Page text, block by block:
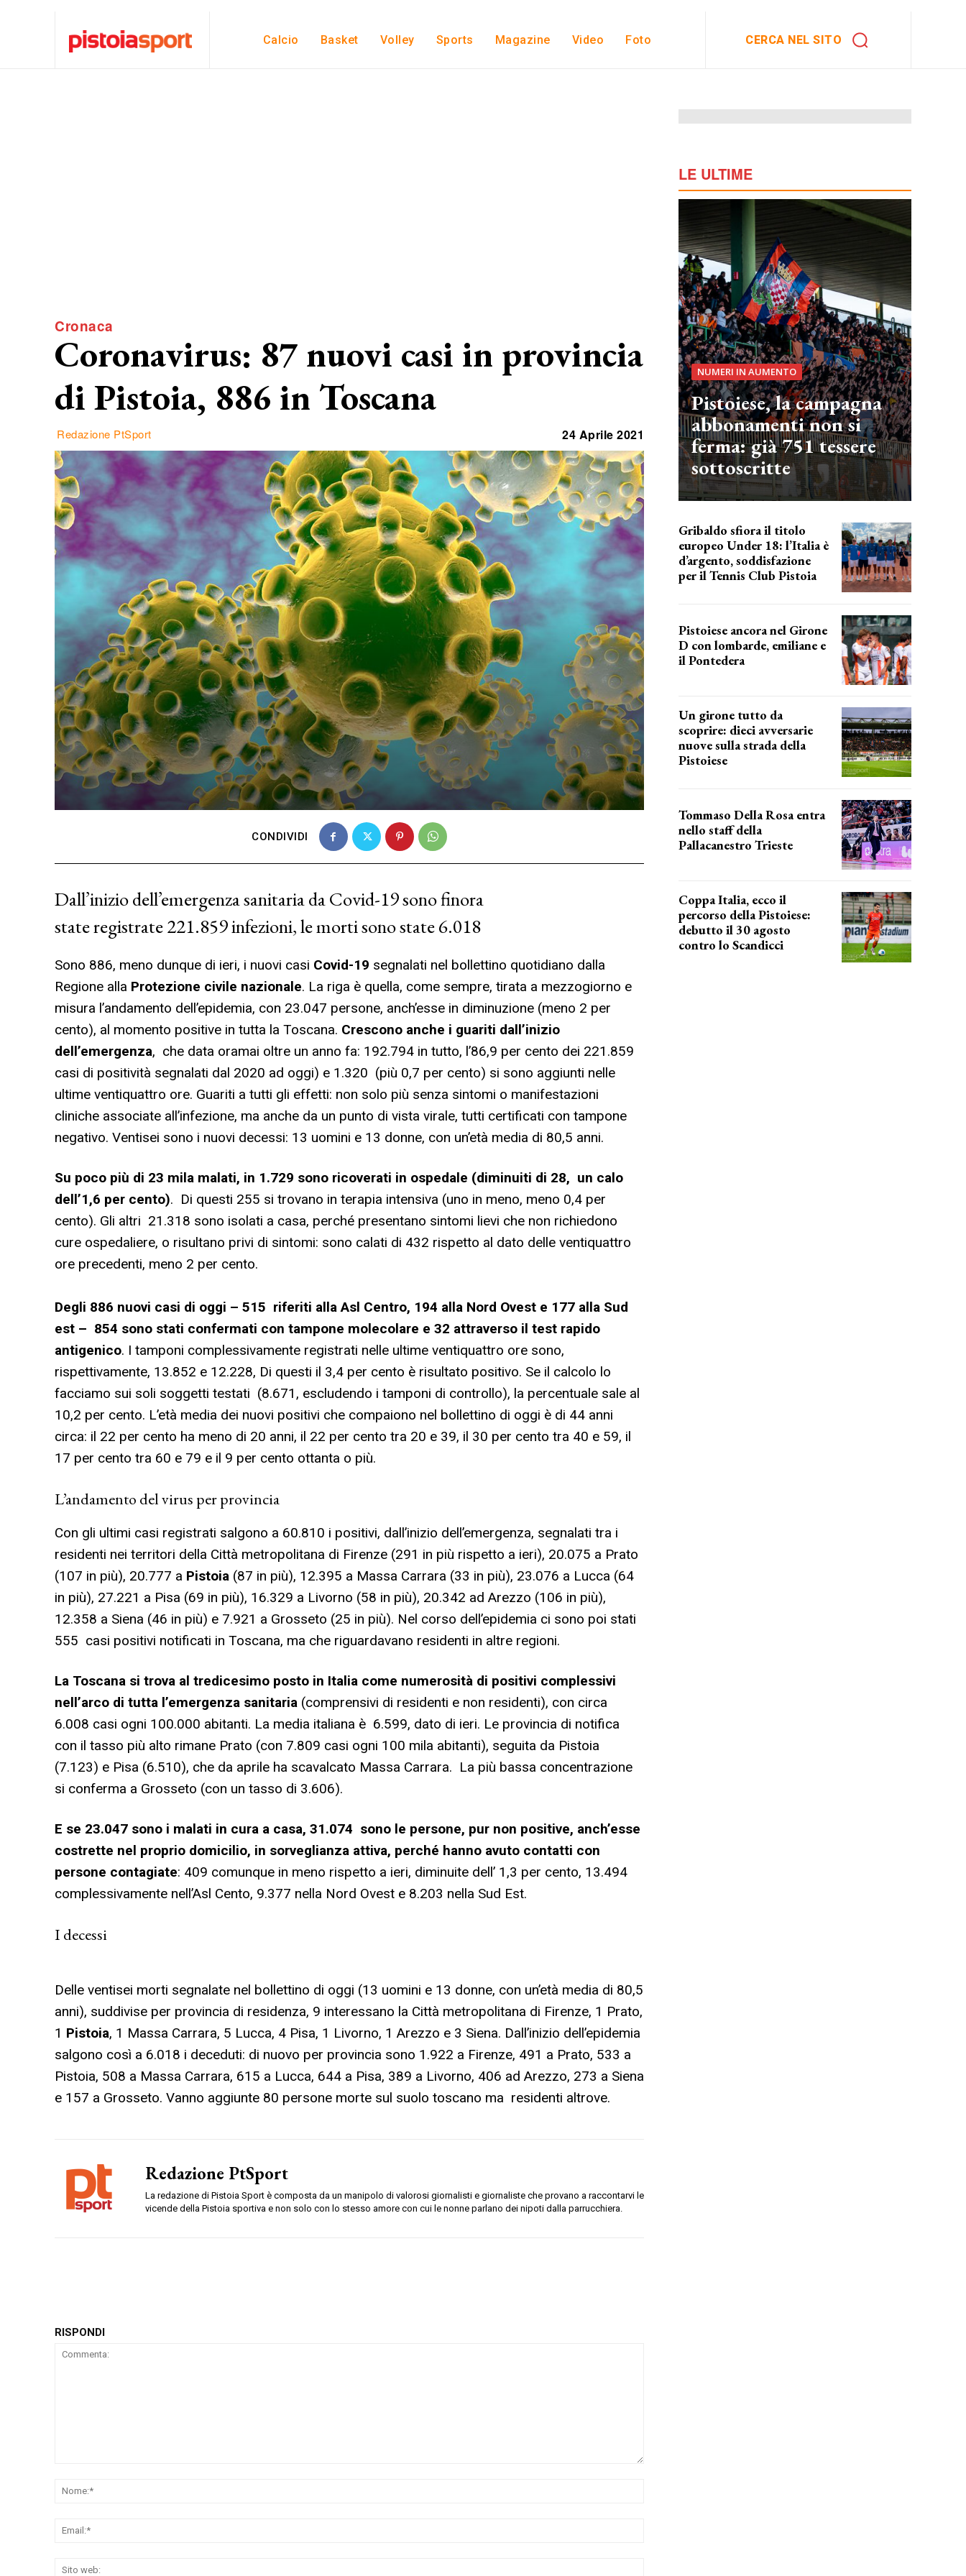
Calcio Basket Volley Sports Magazine Video Foto CERCA NEL SITO
Cronaca
Coronavirus: 87 nuovi casi in provincia
di Pistoia, 886 in Toscana
Redazione PtSport 24 Aprile 2021
CONDIVIDI
Dall’inizio dell’emergenza sanitaria da Covid-19 sono finora
state registrate 221.859 infezioni, le morti sono state 6.018
Sono 886, meno dunque di ieri, i nuovi casi Covid-19 segnalati nel bollettino quotidiano dalla
Regione alla Protezione civile nazionale. La riga è quella, come sempre, tirata a mezzogiorno e
misura l’andamento dell’epidemia, con 23.047 persone, anch’esse in diminuzione (meno 2 per
cento), al momento positive in tutta la Toscana. Crescono anche i guariti dall’inizio
dell’emergenza, che data oramai oltre un anno fa: 192.794 in tutto, l’86,9 per cento dei 221.859
casi di positività segnalati dal 2020 ad oggi) e 1.320 (più 0,7 per cento) si sono aggiunti nelle
ultime ventiquattro ore. Guariti a tutti gli effetti: non solo più senza sintomi o manifestazioni
cliniche associate all’infezione, ma anche da un punto di vista virale, tutti certificati con tampone
negativo. Ventisei sono i nuovi decessi: 13 uomini e 13 donne, con un’età media di 80,5 anni.
Su poco più di 23 mila malati, in 1.729 sono ricoverati in ospedale (diminuiti di 28, un calo
dell’1,6 per cento). Di questi 255 si trovano in terapia intensiva (uno in meno, meno 0,4 per
cento). Gli altri 21.318 sono isolati a casa, perché presentano sintomi lievi che non richiedono
cure ospedaliere, o risultano privi di sintomi: sono calati di 432 rispetto al dato delle ventiquattro
ore precedenti, meno 2 per cento.
Degli 886 nuovi casi di oggi – 515 riferiti alla Asl Centro, 194 alla Nord Ovest e 177 alla Sud
est – 854 sono stati confermati con tampone molecolare e 32 attraverso il test rapido
antigenico. I tamponi complessivamente registrati nelle ultime ventiquattro ore sono,
rispettivamente, 13.852 e 12.228, Di questi il 3,4 per cento è risultato positivo. Se il calcolo lo
facciamo sui soli soggetti testati (8.671, escludendo i tamponi di controllo), la percentuale sale al
10,2 per cento. L’età media dei nuovi positivi che compaiono nel bollettino di oggi è di 44 anni
circa: il 22 per cento ha meno di 20 anni, il 22 per cento tra 20 e 39, il 30 per cento tra 40 e 59, il
17 per cento tra 60 e 79 e il 9 per cento ottanta o più.
L’andamento del virus per provincia
Con gli ultimi casi registrati salgono a 60.810 i positivi, dall’inizio dell’emergenza, segnalati tra i
residenti nei territori della Città metropolitana di Firenze (291 in più rispetto a ieri), 20.075 a Prato
(107 in più), 20.777 a Pistoia (87 in più), 12.395 a Massa Carrara (33 in più), 23.076 a Lucca (64
in più), 27.221 a Pisa (69 in più), 16.329 a Livorno (58 in più), 20.342 ad Arezzo (106 in più),
12.358 a Siena (46 in più) e 7.921 a Grosseto (25 in più). Nel corso dell’epidemia ci sono poi stati
555 casi positivi notificati in Toscana, ma che riguardavano residenti in altre regioni.
La Toscana si trova al tredicesimo posto in Italia come numerosità di positivi complessivi
nell’arco di tutta l’emergenza sanitaria (comprensivi di residenti e non residenti), con circa
6.008 casi ogni 100.000 abitanti. La media italiana è 6.599, dato di ieri. Le provincia di notifica
con il tasso più alto rimane Prato (con 7.809 casi ogni 100 mila abitanti), seguita da Pistoia
(7.123) e Pisa (6.510), che da aprile ha scavalcato Massa Carrara. La più bassa concentrazione
si conferma a Grosseto (con un tasso di 3.606).
E se 23.047 sono i malati in cura a casa, 31.074 sono le persone, pur non positive, anch’esse
costrette nel proprio domicilio, in sorveglianza attiva, perché hanno avuto contatti con
persone contagiate: 409 comunque in meno rispetto a ieri, diminuite dell’ 1,3 per cento, 13.494
complessivamente nell’Asl Cento, 9.377 nella Nord Ovest e 8.203 nella Sud Est.
I decessi
Delle ventisei morti segnalate nel bollettino di oggi (13 uomini e 13 donne, con un’età media di 80,5
anni), suddivise per provincia di residenza, 9 interessano la Città metropolitana di Firenze, 1 Prato,
1 Pistoia, 1 Massa Carrara, 5 Lucca, 4 Pisa, 1 Livorno, 1 Arezzo e 3 Siena. Dall’inizio dell’epidemia
salgono così a 6.018 i deceduti: di nuovo per provincia sono 1.922 a Firenze, 491 a Prato, 533 a
Pistoia, 508 a Massa Carrara, 615 a Lucca, 644 a Pisa, 389 a Livorno, 406 ad Arezzo, 273 a Siena
e 157 a Grosseto. Vanno aggiunte 80 persone morte sul suolo toscano ma residenti altrove.
Redazione PtSport
La redazione di Pistoia Sport è composta da un manipolo di valorosi giornalisti e giornaliste che provano a raccontarvi le
vicende della Pistoia sportiva e non solo con lo stesso amore con cui le nonne parlano dei nipoti dalla parrucchiera.
RISPONDI
LE ULTIME
NUMERI IN AUMENTO
Pistoiese, la campagna
abbonamenti non si
ferma: già 751 tessere
sottoscritte
Gribaldo sfiora il titolo
europeo Under 18: l’Italia è
d’argento, soddisfazione
per il Tennis Club Pistoia
Pistoiese ancora nel Girone
D con lombarde, emiliane e
il Pontedera
Un girone tutto da
scoprire: dieci avversarie
nuove sulla strada della
Pistoiese
Tommaso Della Rosa entra
nello staff della
Pallacanestro Trieste
Coppa Italia, ecco il
percorso della Pistoiese:
debutto il 30 agosto
contro lo Scandicci